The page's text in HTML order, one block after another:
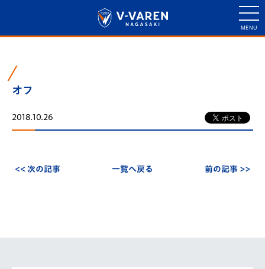
オフ
2018.10.26
<< 次の記事 一覧へ戻る 前の記事 >>